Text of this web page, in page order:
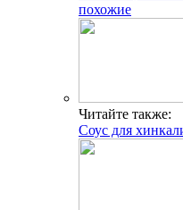
похожие
Читайте также:
Соус для